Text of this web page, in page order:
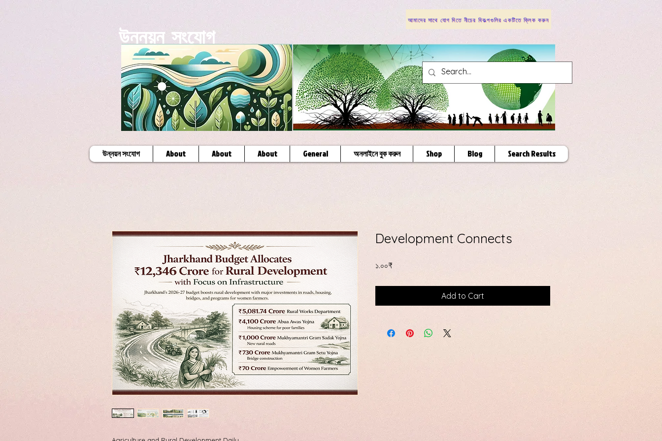
উন্নয়ন সংযোগ
আমাদের সাথে যোগ দিতে নীচের বিকল্পগুলির একটিতে ক্লিক করুন
উন্নয়ন সংযোগ About About About General অনলাইনে বুক করুন Shop Blog Search Results
Development Connects
১.০০₹Price
Add to Cart